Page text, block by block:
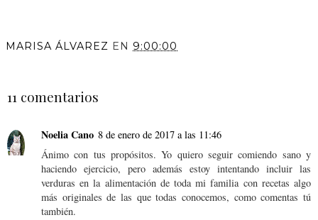
MARISA ÁLVAREZ EN 9:00:00
11 comentarios
Noelia Cano 8 de enero de 2017 a las 11:46
Ánimo con tus propósitos. Yo quiero seguir comiendo sano y
haciendo ejercicio, pero además estoy intentando incluir las
verduras en la alimentación de toda mi familia con recetas algo
más originales de las que todas conocemos, como comentas tú
también.